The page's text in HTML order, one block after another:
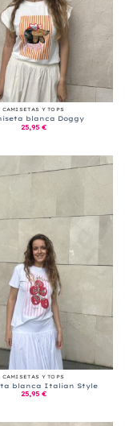
CAMISETAS Y TOPS
blanca Doggy
25,95 €
CAMISETAS Y TOPS
blanca Italian Style
25,95 €